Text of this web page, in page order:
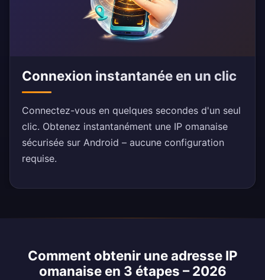
Connexion instantanée en un clic
Connectez-vous en quelques secondes d'un seul
clic. Obtenez instantanément une IP omanaise
sécurisée sur Android – aucune configuration
requise.
Comment obtenir une adresse IP
omanaise en 3 étapes – 2026